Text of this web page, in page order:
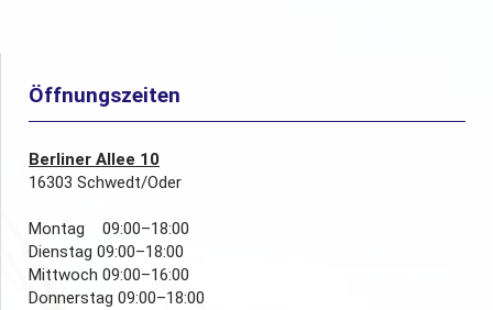
Öffnungszeiten
Berliner Allee 10
16303 Schwedt/Oder
Montag 09:00–18:00
Dienstag 09:00–18:00
Mittwoch 09:00–16:00
Donnerstag 09:00–18:00